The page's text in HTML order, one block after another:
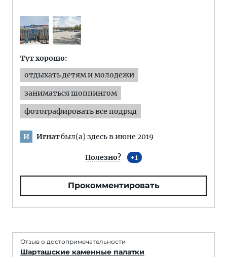
Тут хорошо:
отдыхать детям и молодежи
заниматься шоппингом
фотографировать все подряд
И Игнатбыл(а) здесь в июне 2019
Полезно? 1
Прокомментировать
Отзыв о достопримечательности
Шарташские каменные палатки